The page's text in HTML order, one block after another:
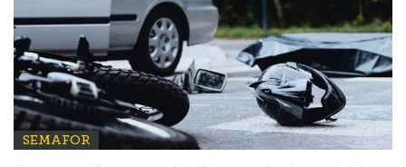
SEMAFOR